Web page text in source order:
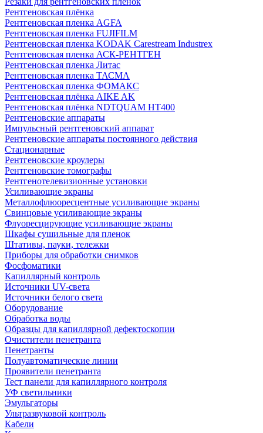
Рентгеновская плёнка
Рентгеновская пленка AGFA
Рентгеновская пленка FUJIFILM
Рентгеновская пленка KODAK Carestream Industrex
Рентгеновская пленка АСК-РЕНТГЕН
Рентгеновская пленка Литас
Рентгеновская пленка ТАСМА
Рентгеновская пленка ФОМАКС
Рентгеновская плёнка AIKE AK
Рентгеновская плёнка NDTQUAM HT400
Рентгеновские аппараты
Импульсный рентгеновский аппарат
Рентгеновские аппараты постоянного действия
Стационарные
Рентгеновские кроулеры
Рентгеновские томографы
Рентгенотелевизионные установки
Усиливающие экраны
Металлофлюоресцентные усиливающие экраны
Свинцовые усиливающие экраны
Флуоресцирующие усиливающие экраны
Шкафы сушильные для пленок
Штативы, пауки, тележки
Приборы для обработки снимков
Фосфоматики
Капиллярный контроль
Источники UV-света
Источники белого света
Оборудование
Обработка воды
Образцы для капиллярной дефектоскопии
Очистители пенетранта
Пенетранты
Полуавтоматические линии
Проявители пенетранта
Тест панели для капиллярного контроля
УФ светильники
Эмульгаторы
Ультразвуковой контроль
Кабели